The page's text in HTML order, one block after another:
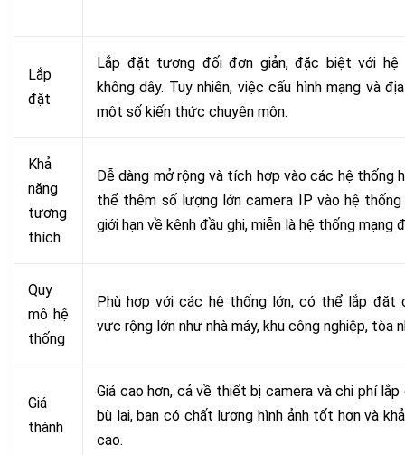
Lắp
đặt
Lắp đặt tương đối đơn giản, đặc biệt với hệ
không dây. Tuy nhiên, việc cấu hình mạng và
một số kiến thức chuyên môn.
Khả
năng
tương
thích
Dễ dàng mở rộng và tích hợp vào các hệ thống
thể thêm số lượng lớn camera IP vào hệ thống
giới hạn về kênh đầu ghi, miễn là hệ thống mạng
Quy
mô hệ
thống
Phù hợp với các hệ thống lớn, có thể lắp đặt
vực rộng lớn như nhà máy, khu công nghiệp, tòa
Giá
thành
Giá cao hơn, cả về thiết bị camera và chi phí lắp
bù lại, bạn có chất lượng hình ảnh tốt hơn và
cao.